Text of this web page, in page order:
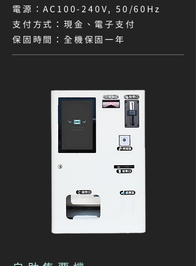
電源：AC100-240V, 50/60Hz​
支付方式：現金、電子支付​
保固時間：全機保固一年